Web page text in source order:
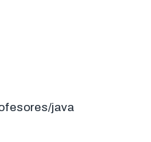
java